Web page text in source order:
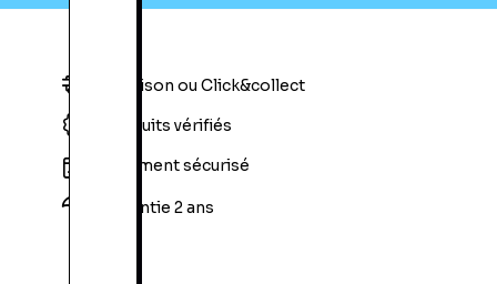
Livraison ou Click&collect
Produits vérifiés
Paiement sécurisé
Garantie 2 ans